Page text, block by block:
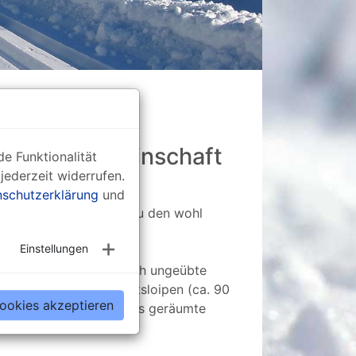
Schöneck gehört zu den wohl
und ist auch für noch ungeübte
und Ortsloipen (ca. 90
und stets geräumte
Funktionalität
widerrufen.
und
Einstellungen
akzeptieren